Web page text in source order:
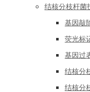
结核分枝杆菌
基因敲
荧光标
基因过
结核分
结核分